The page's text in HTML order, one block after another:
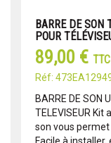
BARRE DE SON
POUR
89,00 € TTC
Réf:
BARRE DE SON
TELEVISEUR
son vous